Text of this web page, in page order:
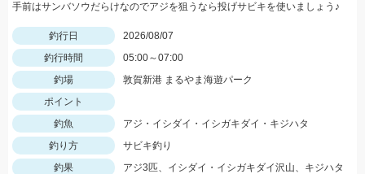
手前はサンバソウだらけなのでアジを狙うなら投げサビキを使いましょう♪
釣行日
2026/08/07
釣行時間
05:00～07:00
釣場
敦賀新港 まるやま海遊パーク
ポイント
釣魚
アジ・イシダイ・イシガキダイ・キジハタ
釣り方
サビキ釣り
釣果
アジ3匹、イシダイ・イシガキダイ沢山、キジハタ